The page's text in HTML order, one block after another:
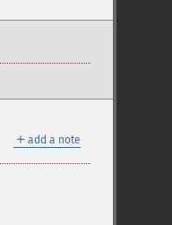
＋ add a note